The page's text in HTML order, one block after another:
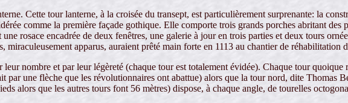
Cette tour lanterne, à la croisée du transept, est particulièrement surprenante: la
comme la première façade gothique. Elle comporte trois grands porches abritant des
rosace encadrée de deux fenêtres, une galerie à jour en trois parties et deux tours
apparus, auraient prêté main forte en 1113 au chantier de réhabilitation
nombre et par leur légèreté (chaque tour est totalement évidée). Chaque tour
par une flèche que les révolutionnaires ont abattue) alors que la tour nord, dite Thomas
alors que les autres tours font 56 mètres) dispose, à chaque angle, de tourelles